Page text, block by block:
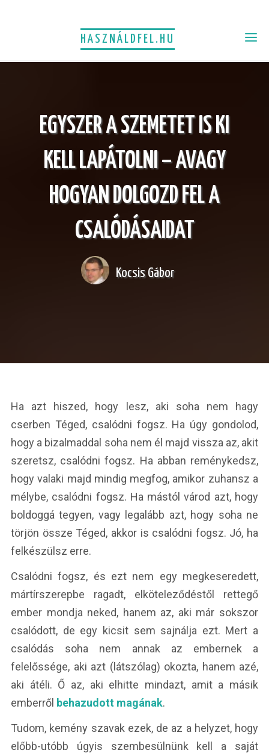
HASZNÁLDFEL.HU
EGYSZER A SZEMETET IS KI
KELL LAPÁTOLNI – AVAGY
HOGYAN DOLGOZD FEL A
CSALÓDÁSAIDAT
Kocsis Gábor
Ha azt hiszed, hogy lesz, aki soha nem hagy
cserben Téged, csalódni fogsz. Ha úgy gondolod,
hogy a bizalmaddal soha nem él majd vissza az, akit
szeretsz, csalódni fogsz. Ha abban reménykedsz,
hogy valaki majd mindig megfog, amikor zuhansz a
mélybe, csalódni fogsz. Ha mástól várod azt, hogy
boldoggá tegyen, vagy legalább azt, hogy soha ne
törjön össze Téged, akkor is csalódni fogsz. Jó, ha
felkészülsz erre.
Csalódni fogsz, és ezt nem egy megkeseredett,
mártírszerepbe ragadt, elköteleződéstől rettegő
ember mondja neked, hanem az, aki már sokszor
csalódott, de egy kicsit sem sajnálja ezt. Mert a
csalódás soha nem annak az embernek a
felelőssége, aki azt (látszólag) okozta, hanem azé,
aki átéli. Ő az, aki elhitte mindazt, amit a másik
emberről behazudott magának.
Tudom, kemény szavak ezek, de az a helyzet, hogy
előbb-utóbb úgyis szembesülnünk kell a saját